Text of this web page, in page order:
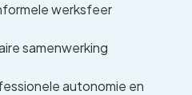
werksfeer
samenwerking
autonomie en